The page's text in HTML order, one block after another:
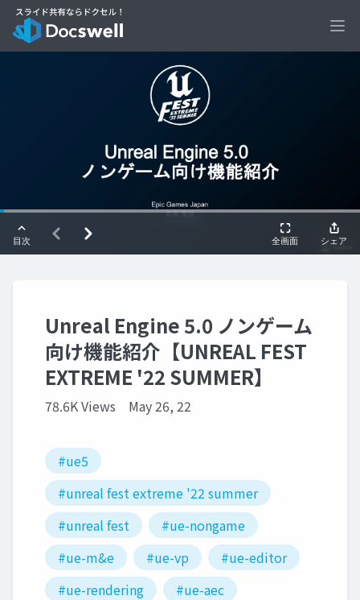
Unreal Engine 5.0 ノンゲーム
向け機能紹介【UNREAL FEST
EXTREME '22 SUMMER】
78.6K Views May 26, 22
#ue5
#unreal fest extreme '22 summer
#unreal fest
#ue-nongame
#ue-m&e
#ue-vp
#ue-editor
#ue-rendering
#ue-aec